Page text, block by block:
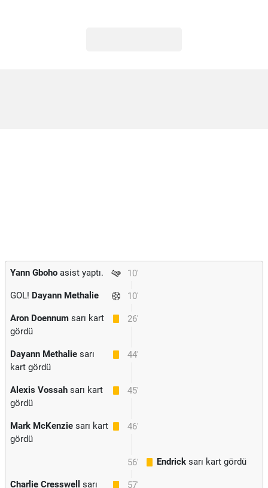
10'
Yann Gboho asist yaptı.
10'
GOL! Dayann Methalie
26'
Aron Doennum sarı kart
gördü
44'
Dayann Methalie sarı
kart gördü
45'
Alexis Vossah sarı kart
gördü
46'
Mark McKenzie sarı kart
gördü
56' Endrick sarı kart gördü
57'
Charlie Cresswell
sarı